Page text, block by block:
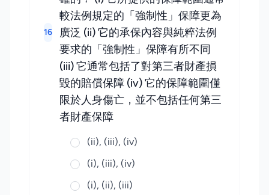
16
較法例規定的「強制性」保障更為
廣泛 (ii) 它的承保內容與純粹法例
要求的「強制性」保障有所不同
(iii) 它通常包括了對第三者財產損
毀的賠償保障 (iv) 它的保障範圍僅
限於人身傷亡，並不包括任何第三
者財產保障
(ii), (iii), (iv)
(i), (iii), (iv)
(i), (ii), (iii)